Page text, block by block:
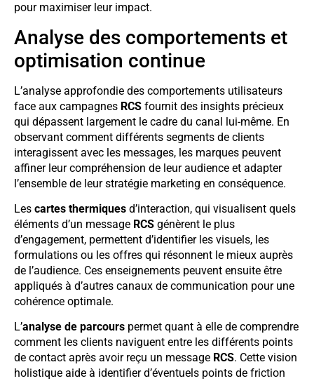
pour maximiser leur impact.
Analyse des comportements et
optimisation continue
L’analyse approfondie des comportements utilisateurs
face aux campagnes RCS fournit des insights précieux
qui dépassent largement le cadre du canal lui-même. En
observant comment différents segments de clients
interagissent avec les messages, les marques peuvent
affiner leur compréhension de leur audience et adapter
l’ensemble de leur stratégie marketing en conséquence.
Les cartes thermiques d’interaction, qui visualisent quels
éléments d’un message RCS génèrent le plus
d’engagement, permettent d’identifier les visuels, les
formulations ou les offres qui résonnent le mieux auprès
de l’audience. Ces enseignements peuvent ensuite être
appliqués à d’autres canaux de communication pour une
cohérence optimale.
L’analyse de parcours permet quant à elle de comprendre
comment les clients naviguent entre les différents points
de contact après avoir reçu un message RCS. Cette vision
holistique aide à identifier d’éventuels points de friction